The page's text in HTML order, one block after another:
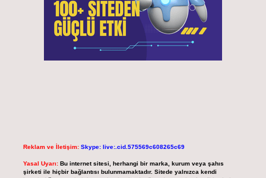
Reklam ve İletişim: Skype: live:.cid.575569c608265c69
Yasal Uyarı: Bu internet sitesi, herhangi bir marka, kurum veya şahıs
şirketi ile hiçbir bağlantısı bulunmamaktadır. Sitede yalnızca kendi